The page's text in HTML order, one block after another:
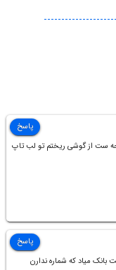
ست از گوشی ریختم تو لب تاپ
پاسخ
بانک میاد که شماره ندارن
پاسخ